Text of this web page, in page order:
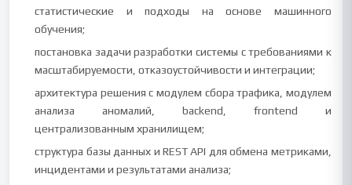
статистические и подходы на основе машинного
обучения;
постановка задачи разработки системы с требованиями к
масштабируемости, отказоустойчивости и интеграции;
архитектура решения с модулем сбора трафика, модулем
анализа аномалий, backend, frontend и
централизованным хранилищем;
структура базы данных и REST API для обмена метриками,
инцидентами и результатами анализа;